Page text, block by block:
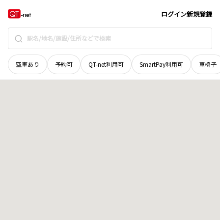
ログイン新規登録
空車あり 予約可 QT-net利用可 SmartPay利用可 車椅子
北海道